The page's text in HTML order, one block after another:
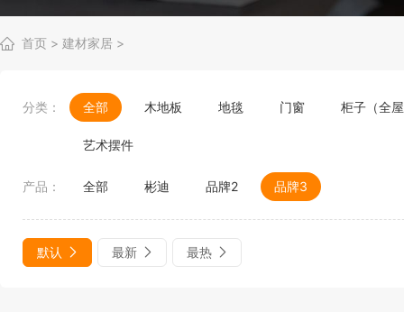
首页 > 建材家居 >
分类： 全部 木地板 地毯 门窗 柜子（全
艺术摆件
产品： 全部 彬迪 品牌2 品牌3
默认 最新 最热